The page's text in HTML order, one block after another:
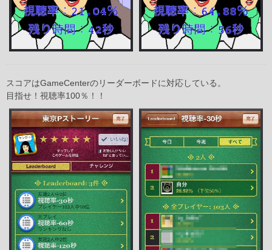
スコアはGameCenterのリーダーボードに対応している。
目指せ！視聴率100％！！